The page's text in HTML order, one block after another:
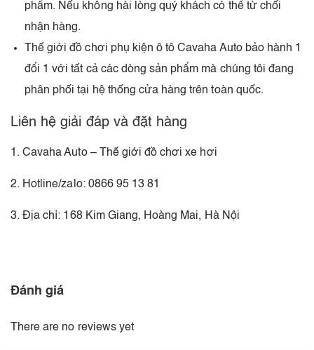
phẩm. Nếu không hài lòng quý khách có thể từ chối
nhận hàng.
Thế giới đồ chơi phụ kiện ô tô Cavaha Auto bảo hành 1
đổi 1 với tất cả các dòng sản phẩm mà chúng tôi đang
phân phối tại hệ thống cửa hàng trên toàn quốc.
Liên hệ giải đáp và đặt hàng
1. Cavaha Auto – Thế giới đồ chơi xe hơi
2. Hotline/zalo: 0866 95 13 81
3. Địa chỉ: 168 Kim Giang, Hoàng Mai, Hà Nội
Đánh giá
There are no reviews yet